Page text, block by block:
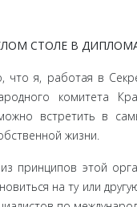
СТОЛЕ В
что я, работая в
комитета
встретить в
жизни.
принципов этой
на ту или